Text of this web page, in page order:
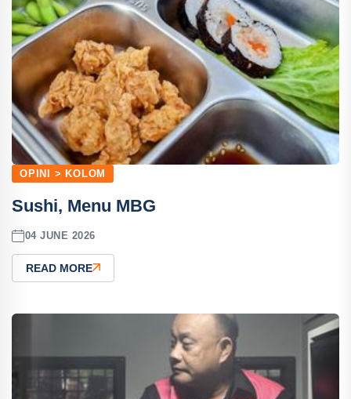
OPINI > KOLOM
Sushi, Menu MBG
04 JUNE 2026
READ MORE